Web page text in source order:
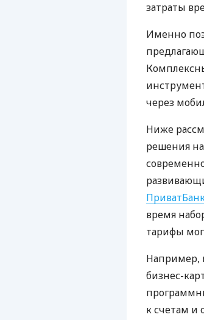
затраты
Именно
через
Ниже
решения
время
тарифы
Например,
бизнес-
к счетам и